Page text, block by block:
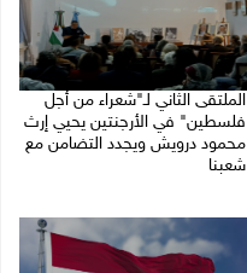
الملتقى الثاني لـ"شعراء من أجل
فلسطين" في الأرجنتين يحيي إرث
محمود درويش ويجدد التضامن مع
شعبنا